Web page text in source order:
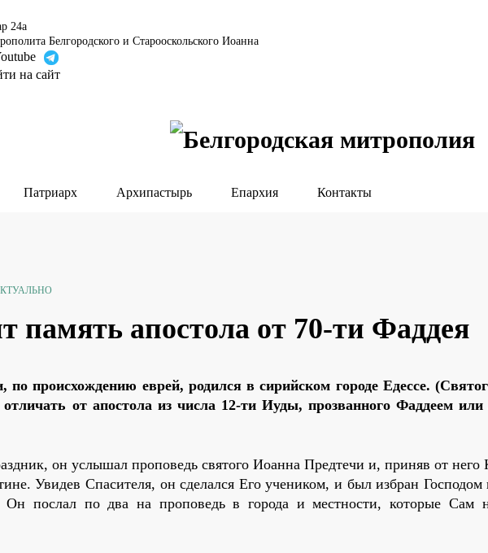
24а
Белгородского и Старооскольского Иоанна
Патриарх Архипастырь Епархия Контакты
память апостола от 70-ти Фаддея
по происхождению еврей, родился в сирийском городе Едессе.
отличать от апостола из числа 12-ти Иуды, прозванного Фаддеем
он услышал проповедь святого Иоанна Предтечи и, приняв от него
Увидев Спасителя, он сделался Его учеником, и был избран Господом
Он послал по два на проповедь в города и местности, которые Сам